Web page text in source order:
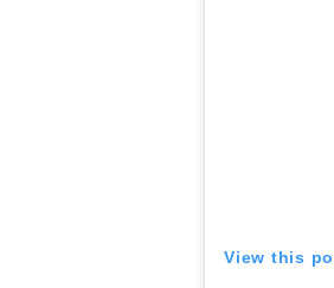
View this